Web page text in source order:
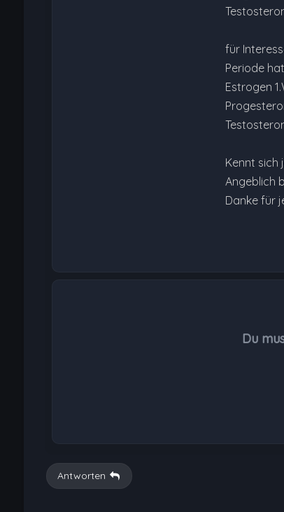
für
Periode
Estrogen
Kennt sich
Angeblich
Danke für
Du
Antworten